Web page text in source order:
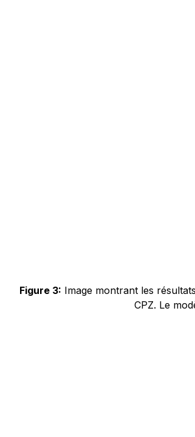
Figure 3: Image montrant les
CPZ. Le